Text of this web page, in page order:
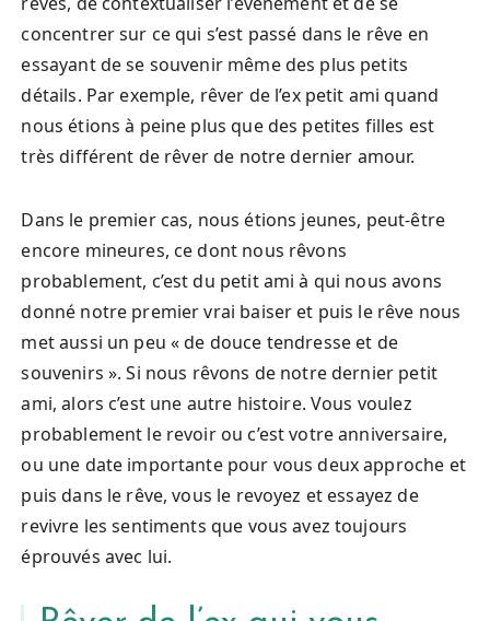
concentrer sur ce qui s’est passé dans le rêve en
essayant de se souvenir même des plus petits
détails. Par exemple, rêver de l’ex petit ami quand
nous étions à peine plus que des petites filles est
très différent de rêver de notre dernier amour.
Dans le premier cas, nous étions jeunes, peut-être
encore mineures, ce dont nous rêvons
probablement, c’est du petit ami à qui nous avons
donné notre premier vrai baiser et puis le rêve nous
met aussi un peu « de douce tendresse et de
souvenirs ». Si nous rêvons de notre dernier petit
ami, alors c’est une autre histoire. Vous voulez
probablement le revoir ou c’est votre anniversaire,
ou une date importante pour vous deux approche et
puis dans le rêve, vous le revoyez et essayez de
revivre les sentiments que vous avez toujours
éprouvés avec lui.